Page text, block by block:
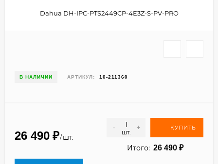
Dahua DH-IPC-PTS2449CP-4E3Z-S-PV-PRO
В НАЛИЧИИ АРТИКУЛ: 10-211360
26 490 ₽/ шт.
-
шт.
+ КУПИТЬ
Итого: 26 490 ₽